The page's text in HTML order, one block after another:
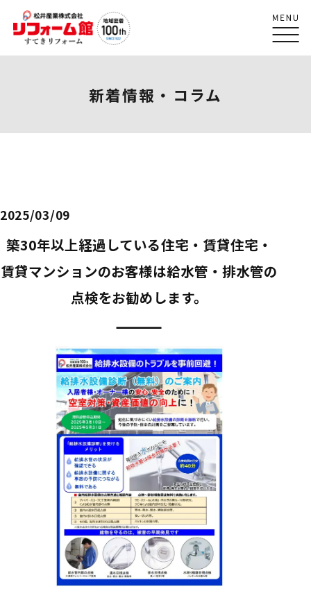
新着情報・コラム
2025/03/09
築30年以上経過している住宅・賃貸住宅・
賃貸マンションのお客様は給水管・排水管の
点検をお勧めします。